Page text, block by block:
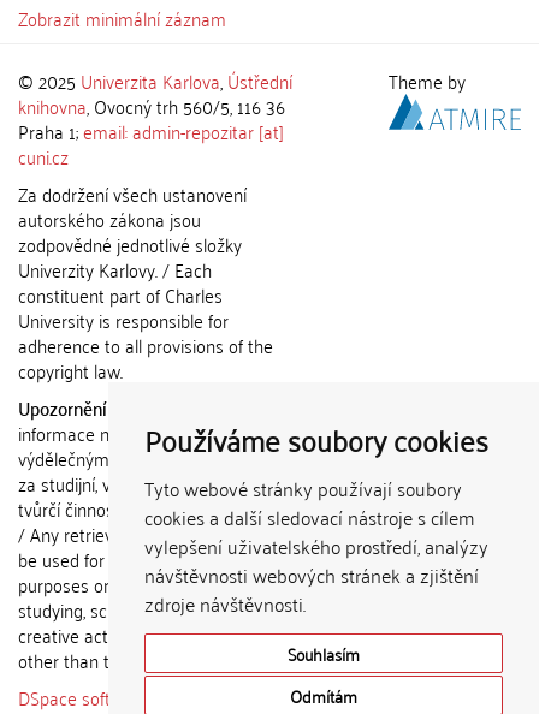
Používáme soubory cookies
Tyto webové stránky používají soubory
cookies a další sledovací nástroje s cílem
vylepšení uživatelského prostředí, analýzy
návštěvnosti webových stránek a zjištění
zdroje návštěvnosti.
Souhlasím
Odmítám
Zobrazit minimální záznam
© 2025 Univerzita Karlova,Ústřední
knihovna, Ovocný trh 560/5, 116 36
Praha 1;email: admin-repozitar [at]
cuni.cz
Za dodržení všech ustanovení
autorského zákona jsou
zodpovědné jednotlivé složky
Univerzity Karlovy. / Each
constituent part of Charles
University is responsible for
adherence to all provisions of the
copyright law.
Upozornění / Notice:
informace nemohou být použity k
výdělečným účelům nebo vydávány
za studijní, vědeckou nebo jinou
tvůrčí činnost jiné osoby než autora.
/ Any retrieved information shall not
be used for any commercial
purposes or claimed as results of
studying, scientific or any other
creative activities of any person
other than the author.
DSpace software
copyright © 2002-
Theme by